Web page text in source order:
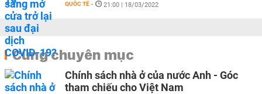
QUỐC TẾ - 21:00 | 18/03/2022
Cùng chuyên mục
Chính sách nhà ở của nước Anh - Góc
tham chiếu cho Việt Nam